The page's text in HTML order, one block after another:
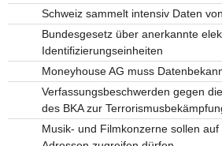
Schweiz sammelt intensiv Daten
Bundesgesetz über anerkannte
Identifizierungseinheiten
Moneyhouse AG muss
Verfassungsbeschwerden gegen
des BKA zur
Musik- und Filmkonzerne sollen auf